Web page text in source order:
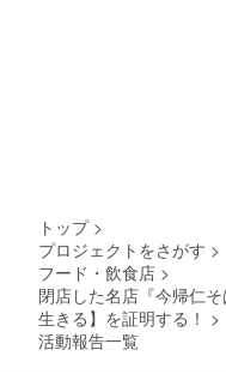
トップ >
プロジェクトをさがす >
フード・飲食店 >
閉店した名店『今帰仁
生きる】を証明する！ >
活動報告一覧